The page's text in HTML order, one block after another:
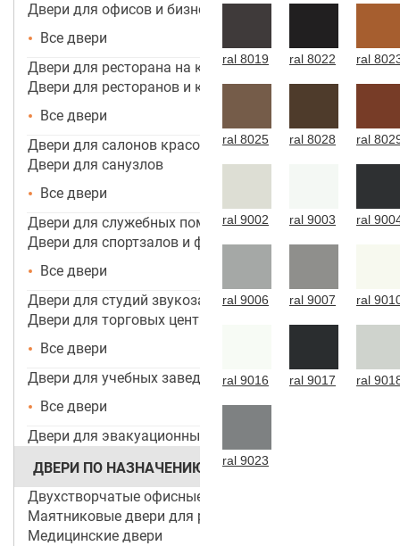
Двери для офисов и бизнес центров
Все двери
Двери для ресторана на кухню
Двери для ресторанов и кафе
Все двери
Двери для салонов красоты
Двери для санузлов
Все двери
Двери для служебных помещений
Двери для спортзалов и фитнес-центров
Все двери
Двери для студий звукозаписи
Двери для торговых центров, помещений
Все двери
Двери для учебных заведений и ДОУ
Все двери
Двери для эвакуационных выходов
ДВЕРИ ПО НАЗНАЧЕНИЮ
Двухстворчатые офисные двери
Маятниковые двери для ресторанов и кафе
Медицинские двери
ral 8019 ral 8022 ral
ral 8025 ral 8028 ral
ral 9002 ral 9003 ral
ral 9006 ral 9007 ral
ral 9016 ral 9017 ral
ral 9023